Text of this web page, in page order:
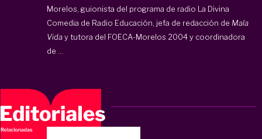
Morelos, guionista del programa de radio La Divina
Comedia de Radio Educación, jefa de redacción de Mala
Viday tutora del FOECA-Morelos 2004 y coordinadora
de ...